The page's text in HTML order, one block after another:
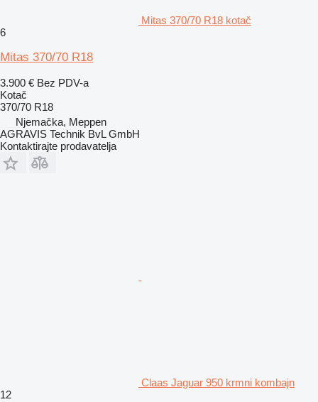
Mitas 370/70 R18 kotač
6
Mitas 370/70 R18
3.900 € Bez PDV-a
Kotač
370/70 R18
Njemačka, Meppen
AGRAVIS Technik BvL GmbH
Kontaktirajte prodavatelja
Claas Jaguar 950 krmni kombajn
12